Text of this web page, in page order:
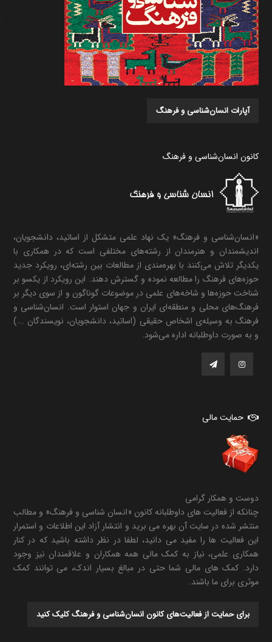
آپارات انسان‌شناسی و فرهنگ
کانون انسان‌شناسی و فرهنگ
«انسان‌شناسی و فرهنگ» یک نهاد علمی متشکل از اساتید، دانشجویان،
اندیشمندان و هنرمندان از رشته‌های مختلفی است که در همکاری با
یکدیگر تلاش می‌کنند با بهره‌مندی از مطالعات بین رشته‌ای، رویکرد جدید
حوزه‌های فرهنگ را مطالعه نموده و گسترش دهند. این رویکرد از یکسو بر
شناخت حوزه‌ها و شاخه‌های علمی در موضوعات گوناگون و از سوی دیگر بر
فرهنگ‌های محلی و منطقه‌ای ایران و جهان استوار است. انسان‌شناسی و
فرهنگ به وسیله‌ی اشخاص حقیقی (اساتید، دانشجویان، نویسندگان ...)
و به صورت داوطلبانه اداره می‌شود.
حمایت مالی
دوست و همکار گرامی
چنانکه از فعالیت های داوطلبانه کانون «انسان شناسی و فرهنگ» و مطالب
منتشر شده در سایت آن بهره می برید و انتشار آزاد این اطلاعات و استمرار
این فعالیت ها را مفید می دانید، لطفا در نظر داشته باشید که در کنار
همکاری علمی، نیاز به کمک مالی همه همکاران و علاقمندان نیز وجود
دارد. کمک های مالی شما حتی در مبالغ بسیار اندک، می توانند کمک
موثری برای ما باشند.
برای حمایت از فعالیت‌های کانون انسان‌شناسی و فرهنگ کلیک کنید